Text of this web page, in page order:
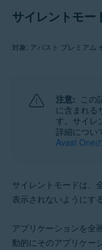
サイレントモー
アバスト プレミアム セ
アバスト 無料アンチウ
オペレーティング シス
注意: この
に含まれる
す。サイレ
詳細につい
Avast One
サイレントモードは、
表示されないようにす
アプリケーションを全
動的にそのアプリケー